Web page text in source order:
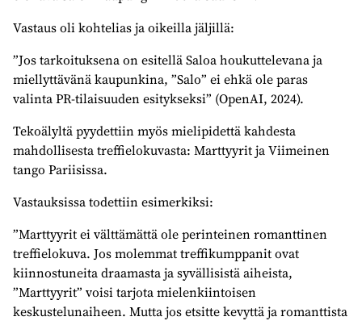
Vastaus oli kohtelias ja oikeilla jäljillä:
”Jos tarkoituksena on esitellä Saloa houkuttelevana ja
miellyttävänä kaupunkina, ”Salo” ei ehkä ole paras
valinta PR-tilaisuuden esitykseksi” (OpenAI, 2024).
Tekoälyltä pyydettiin myös mielipidettä kahdesta
mahdollisesta treffielokuvasta: Marttyyrit ja Viimeinen
tango Pariisissa.
Vastauksissa todettiin esimerkiksi:
”Marttyyrit ei välttämättä ole perinteinen romanttinen
treffielokuva. Jos molemmat treffikumppanit ovat
kiinnostuneita draamasta ja syvällisistä aiheista,
”Marttyyrit” voisi tarjota mielenkiintoisen
keskustelunaiheen. Mutta jos etsitte kevyttä ja romanttista